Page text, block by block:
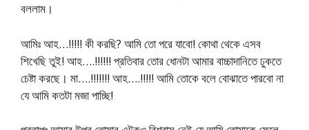
বললাম।
আমিঃ আহ…!!!!! কী করছি? আমি তো পরে যাবো! কোথা থেকে এসব
শিখেছি তুই! আহ….!!!!!! প্রতিবার তোর ধোনটা আমার বাচ্চাদানিতে ঢুকতে
চেষ্টা করছে। মা….!!!!!!! আহ….!!!!! আমি তোকে বলে বোঝাতে পারবো না
যে আমি কতটা মজা পাচ্ছি!